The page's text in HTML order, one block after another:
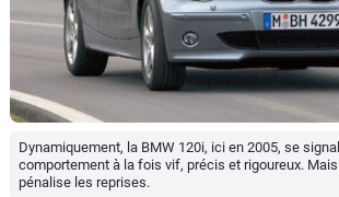
Dynamiquement, la BMW 120i, ici en 2005, se
comportement à la fois vif, précis et rigoureux.
pénalise les reprises.